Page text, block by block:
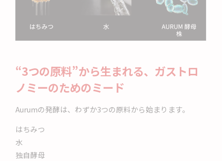
“3つの原料”から生まれる、ガストロ
ノミーのためのミード
Aurumの発酵は、わずか3つの原料から始まります。
はちみつ
水
独自酵母